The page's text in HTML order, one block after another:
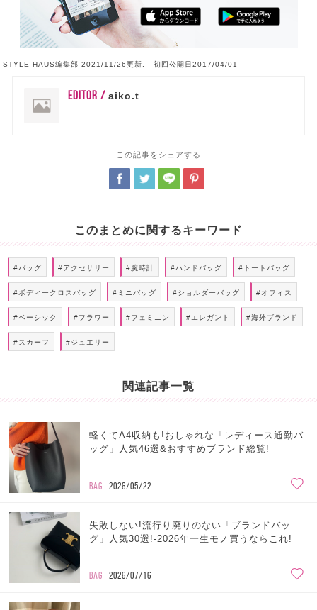
STYLE HAUS編集部 2021/11/26更新, 初回公開日2017/04/01
EDITOR /aiko.t
この記事をシェアする
このまとめに関するキーワード
#バッグ #アクセサリー #腕時計 #ハンドバッグ #トートバッグ
#ボディークロスバッグ #ミニバッグ #ショルダーバッグ #オフィス
#ベーシック #フラワー #フェミニン #エレガント #海外ブランド
#スカーフ #ジュエリー
関連記事一覧
軽くてA4収納も!おしゃれな「レディース通勤バ
ッグ」人気46選&おすすめブランド総覧!
BAG 2026/05/22
失敗しない!流行り廃りのない「ブランドバッ
グ」人気30選!-2026年一生モノ買うならこれ!
BAG 2026/07/16